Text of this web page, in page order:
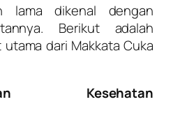
lama dikenal dengan
Berikut adalah
dari Makkata Cuka
Kesehatan